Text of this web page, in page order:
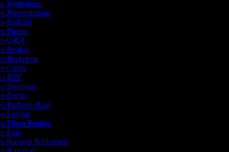
Permainan
Persembahan
Podcast
Promo
Q&A
Reaksi
Berkebun
Cerita
DIY
Dekorasi
Demo
Fashion Haul
Fesyen
Filem Pendek
Foto
Haiwan Peliharaan